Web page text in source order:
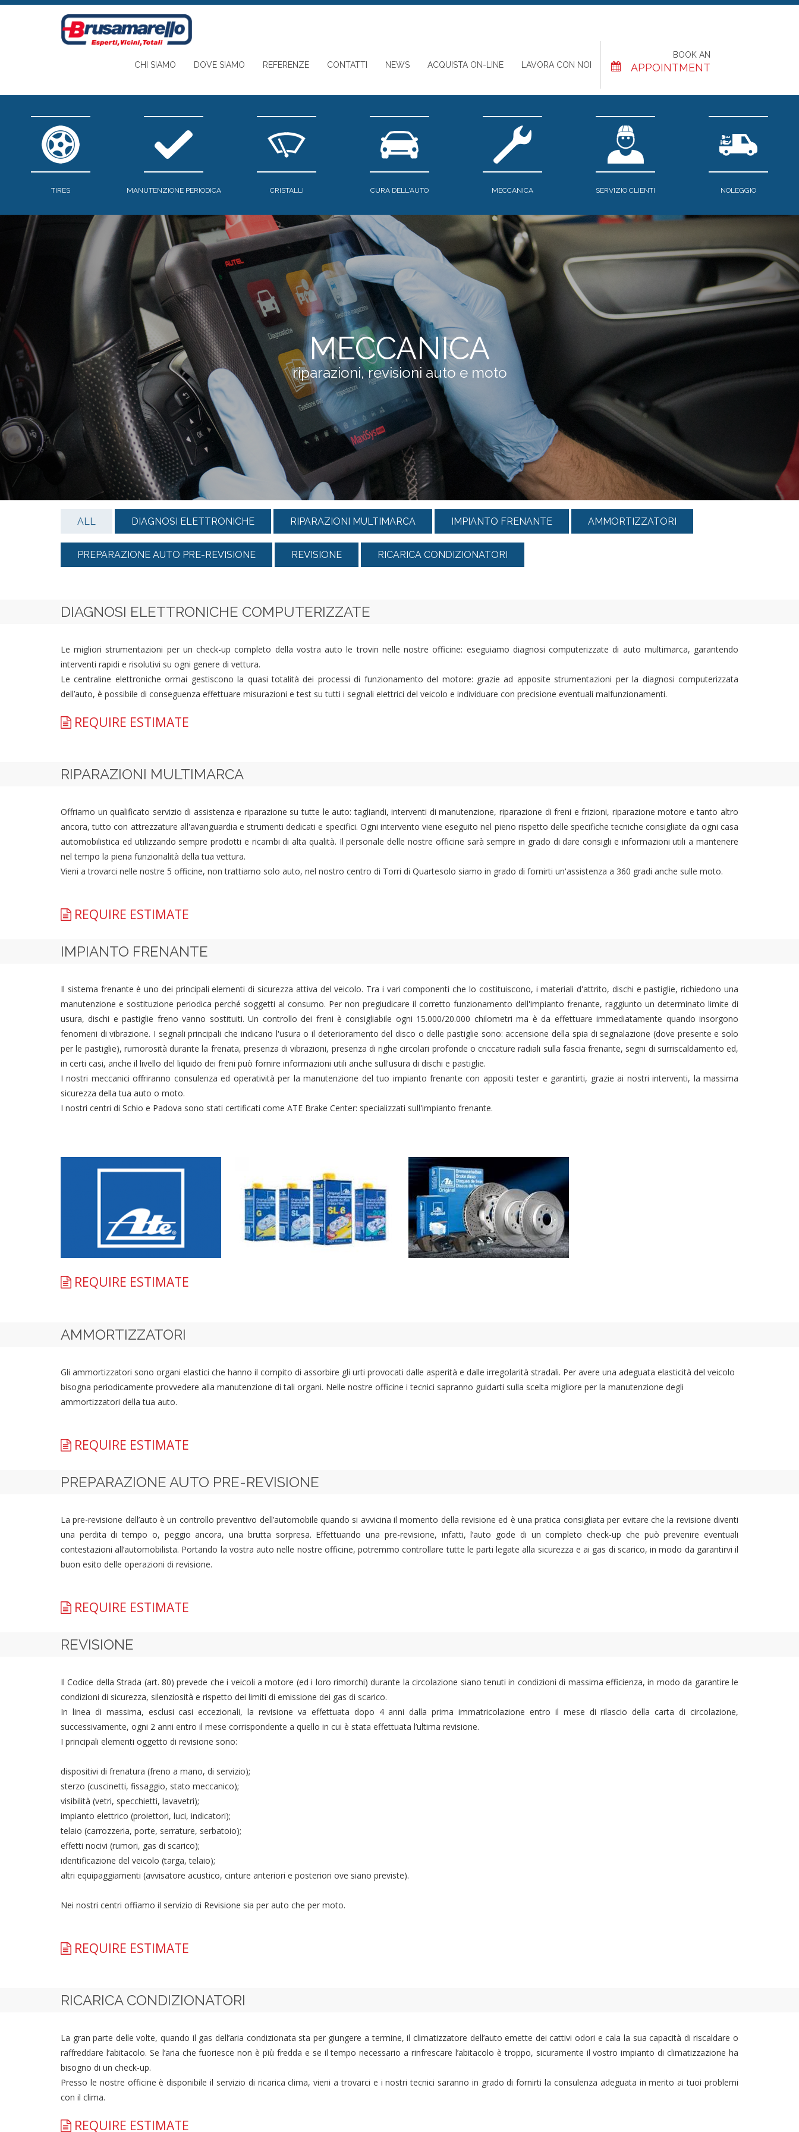
Skip to main content
CHI SIAMO DOVE SIAMO REFERENZE CONTATTI NEWS ACQUISTA ON-LINE LAVORA CON NOI
BOOK AN
APPOINTMENT
TIRES MANUTENZIONE PERIODICA CRISTALLI CURA DELL'AUTO MECCANICA SERVIZIO CLIENTI NOLEGGIO
MECCANICA
riparazioni, revisioni auto e moto
ALL DIAGNOSI ELETTRONICHE RIPARAZIONI MULTIMARCA IMPIANTO FRENANTE AMMORTIZZATORI
PREPARAZIONE AUTO PRE-REVISIONE REVISIONE RICARICA CONDIZIONATORI
DIAGNOSI ELETTRONICHE COMPUTERIZZATE
Le migliori strumentazioni per un check-up completo della vostra auto le trovin nelle nostre officine: eseguiamo diagnosi computerizzate di auto multimarca, garantendo
interventi rapidi e risolutivi su ogni genere di vettura.
Le centraline elettroniche ormai gestiscono la quasi totalità dei processi di funzionamento del motore: grazie ad apposite strumentazioni per la diagnosi computerizzata
dell’auto, è possibile di conseguenza effettuare misurazioni e test su tutti i segnali elettrici del veicolo e individuare con precisione eventuali malfunzionamenti.
REQUIRE ESTIMATE
RIPARAZIONI MULTIMARCA
Offriamo un qualificato servizio di assistenza e riparazione su tutte le auto: tagliandi, interventi di manutenzione, riparazione di freni e frizioni, riparazione motore e tanto altro
ancora, tutto con attrezzature all'avanguardia e strumenti dedicati e specifici. Ogni intervento viene eseguito nel pieno rispetto delle specifiche tecniche consigliate da ogni casa
automobilistica ed utilizzando sempre prodotti e ricambi di alta qualità. Il personale delle nostre officine sarà sempre in grado di dare consigli e informazioni utili a mantenere
nel tempo la piena funzionalità della tua vettura.
Vieni a trovarci nelle nostre 5 officine, non trattiamo solo auto, nel nostro centro di Torri di Quartesolo siamo in grado di fornirti un'assistenza a 360 gradi anche sulle moto.
REQUIRE ESTIMATE
IMPIANTO FRENANTE
Il sistema frenante è uno dei principali elementi di sicurezza attiva del veicolo. Tra i vari componenti che lo costituiscono, i materiali d'attrito, dischi e pastiglie, richiedono una
manutenzione e sostituzione periodica perché soggetti al consumo. Per non pregiudicare il corretto funzionamento dell'impianto frenante, raggiunto un determinato limite di
usura, dischi e pastiglie freno vanno sostituiti. Un controllo dei freni è consigliabile ogni 15.000/20.000 chilometri ma è da effettuare immediatamente quando insorgono
fenomeni di vibrazione. I segnali principali che indicano l'usura o il deterioramento del disco o delle pastiglie sono: accensione della spia di segnalazione (dove presente e solo
per le pastiglie), rumorosità durante la frenata, presenza di vibrazioni, presenza di righe circolari profonde o criccature radiali sulla fascia frenante, segni di surriscaldamento ed,
in certi casi, anche il livello del liquido dei freni può fornire informazioni utili anche sull'usura di dischi e pastiglie.
I nostri meccanici offriranno consulenza ed operatività per la manutenzione del tuo impianto frenante con appositi tester e garantirti, grazie ai nostri interventi, la massima
sicurezza della tua auto o moto.
I nostri centri di Schio e Padova sono stati certificati come ATE Brake Center: specializzati sull'impianto frenante.
REQUIRE ESTIMATE
AMMORTIZZATORI
Gli ammortizzatori sono organi elastici che hanno il compito di assorbire gli urti provocati dalle asperità e dalle irregolarità stradali. Per avere una adeguata elasticità del veicolo
bisogna periodicamente provvedere alla manutenzione di tali organi. Nelle nostre officine i tecnici sapranno guidarti sulla scelta migliore per la manutenzione degli
ammortizzatori della tua auto.
REQUIRE ESTIMATE
PREPARAZIONE AUTO PRE-REVISIONE
La pre-revisione dell’auto è un controllo preventivo dell’automobile quando si avvicina il momento della revisione ed è una pratica consigliata per evitare che la revisione diventi
una perdita di tempo o, peggio ancora, una brutta sorpresa. Effettuando una pre-revisione, infatti, l’auto gode di un completo check-up che può prevenire eventuali
contestazioni all’automobilista. Portando la vostra auto nelle nostre officine, potremmo controllare tutte le parti legate alla sicurezza e ai gas di scarico, in modo da garantirvi il
buon esito delle operazioni di revisione.
REQUIRE ESTIMATE
REVISIONE
Il Codice della Strada (art. 80) prevede che i veicoli a motore (ed i loro rimorchi) durante la circolazione siano tenuti in condizioni di massima efficienza, in modo da garantire le
condizioni di sicurezza, silenziosità e rispetto dei limiti di emissione dei gas di scarico.
In linea di massima, esclusi casi eccezionali, la revisione va effettuata dopo 4 anni dalla prima immatricolazione entro il mese di rilascio della carta di circolazione,
successivamente, ogni 2 anni entro il mese corrispondente a quello in cui è stata effettuata l’ultima revisione.
I principali elementi oggetto di revisione sono:
dispositivi di frenatura (freno a mano, di servizio);
sterzo (cuscinetti, fissaggio, stato meccanico);
visibilità (vetri, specchietti, lavavetri);
impianto elettrico (proiettori, luci, indicatori);
telaio (carrozzeria, porte, serrature, serbatoio);
effetti nocivi (rumori, gas di scarico);
identificazione del veicolo (targa, telaio);
altri equipaggiamenti (avvisatore acustico, cinture anteriori e posteriori ove siano previste).
Nei nostri centri offiamo il servizio di Revisione sia per auto che per moto.
REQUIRE ESTIMATE
RICARICA CONDIZIONATORI
La gran parte delle volte, quando il gas dell’aria condizionata sta per giungere a termine, il climatizzatore dell’auto emette dei cattivi odori e cala la sua capacità di riscaldare o
raffreddare l’abitacolo. Se l’aria che fuoriesce non è più fredda e se il tempo necessario a rinfrescare l’abitacolo è troppo, sicuramente il vostro impianto di climatizzazione ha
bisogno di un check-up.
Presso le nostre officine è disponibile il servizio di ricarica clima, vieni a trovarci e i nostri tecnici saranno in grado di fornirti la consulenza adeguata in merito ai tuoi problemi
con il clima.
REQUIRE ESTIMATE